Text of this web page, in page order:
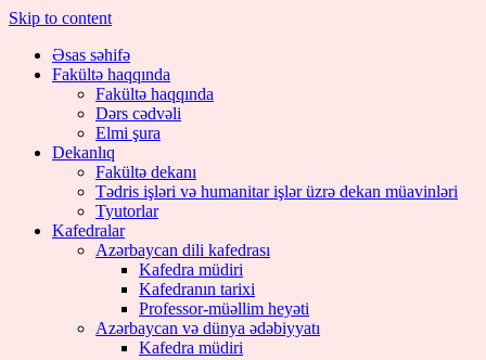
Skip to content
Əsas səhifə
Fakültə haqqında
Fakültə haqqında
Dərs cədvəli
Elmi şura
Dekanlıq
Fakültə dekanı
Tədris işləri və humanitar işlər üzrə dekan müavinləri
Tyutorlar
Kafedralar
Azərbaycan dili kafedrası
Kafedra müdiri
Kafedranın tarixi
Professor-müəllim heyəti
Azərbaycan və dünya ədəbiyyatı
Kafedra müdiri